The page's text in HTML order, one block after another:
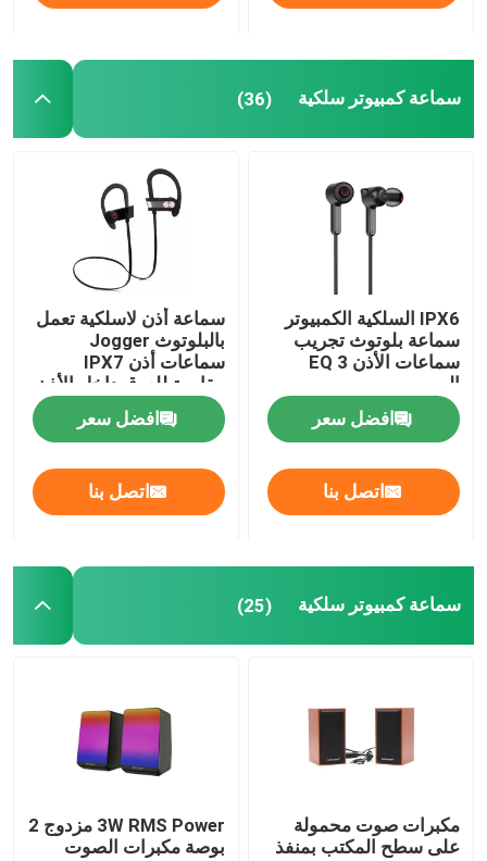
سماعة كمبيوتر سلكية
مكبر صوت لاسلكي متعدد الوظائف
لوحة مفاتيح وماوس لاسلكية
معجبين بحالات الكمبيوتر
ألعاب كمبيوتر PSU
وسادة تبريد الحاسوب المحمول
شاحن هاتف سريع
سماعة كمبيوتر سلكية (36)
IPX6 السلكية الكمبيوتر
سماعة بلوتوث تجريب
سماعات الأذن 3 EQ
الصوت
افضل سعر
اتصل بنا
سماعة أذن لاسلكية تعمل
بالبلوتوث Jogger
سماعات أذن IPX7
مقاومة للعرق داخل الأذن
للرياضة والجري
افضل سعر
اتصل بنا
سماعة كمبيوتر سلكية (25)
مكبرات صوت محمولة
على سطح المكتب بمنفذ
3W RMS Power مزدوج 2
بوصة مكبرات الصوت